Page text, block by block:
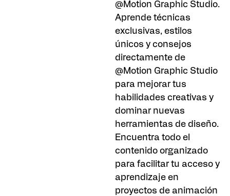
@Motion Graphic Studio.
Aprende técnicas
exclusivas, estilos
únicos y consejos
directamente de
@Motion Graphic Studio
para mejorar tus
habilidades creativas y
dominar nuevas
herramientas de diseño.
Encuentra todo el
contenido organizado
para facilitar tu acceso y
aprendizaje en
proyectos de animación